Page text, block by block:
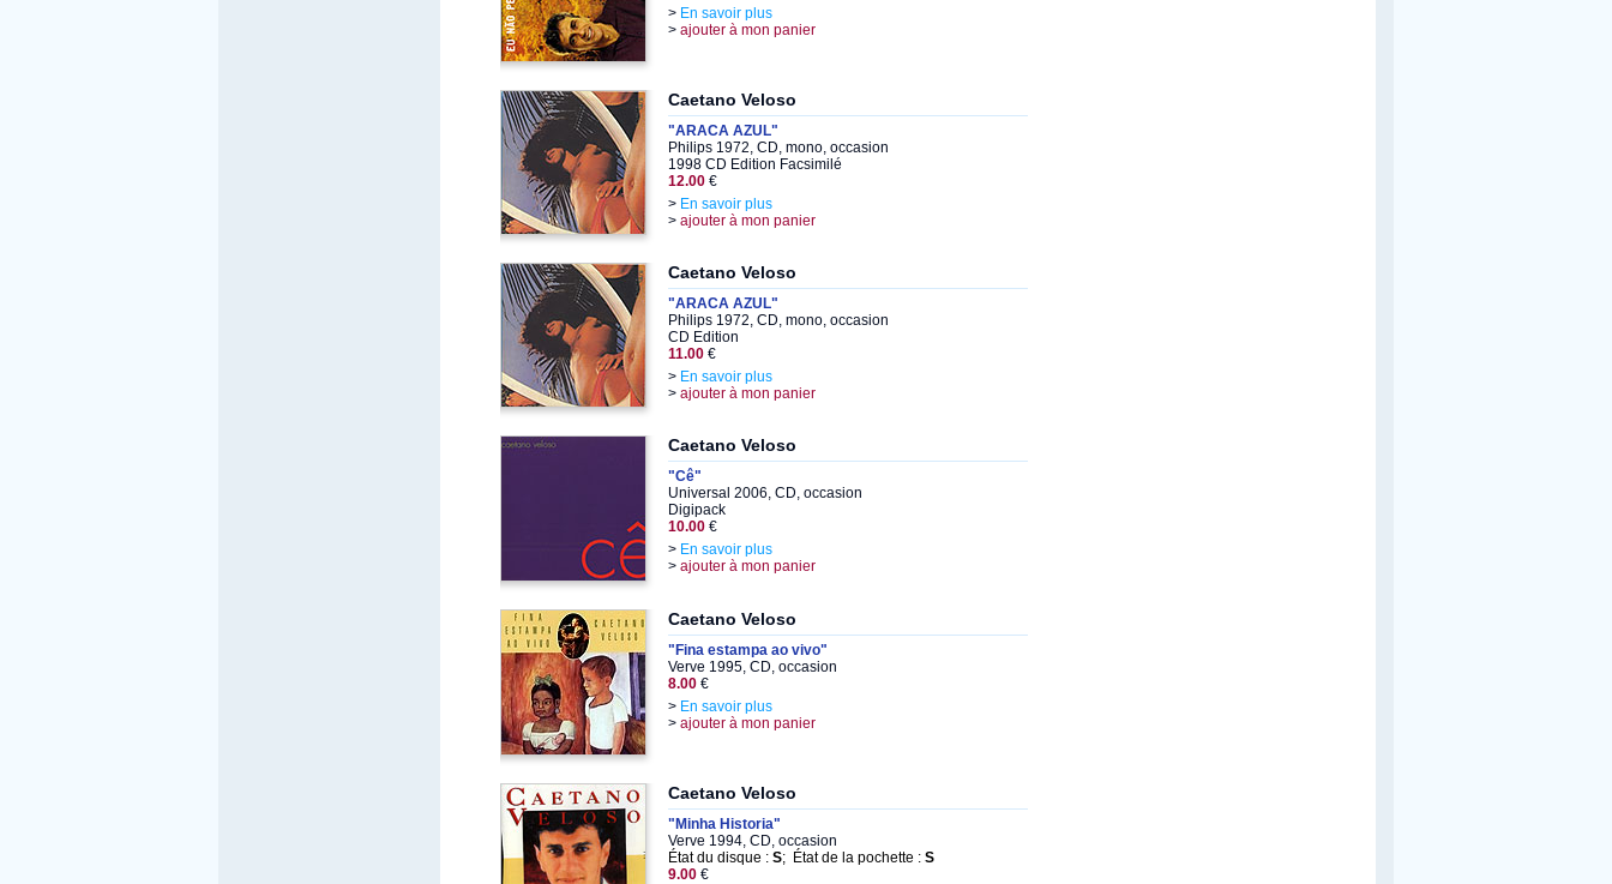
> En savoir plus
> ajouter à mon panier
Caetano Veloso
"ARACA AZUL"
Philips 1972, CD, mono, occasion
1998 CD Edition Facsimilé
12.00 €
> En savoir plus
> ajouter à mon panier
Caetano Veloso
"ARACA AZUL"
Philips 1972, CD, mono, occasion
CD Edition
11.00 €
> En savoir plus
> ajouter à mon panier
Caetano Veloso
"Cê"
Universal 2006, CD, occasion
Digipack
10.00 €
> En savoir plus
> ajouter à mon panier
Caetano Veloso
"Fina estampa ao vivo"
Verve 1995, CD, occasion
8.00 €
> En savoir plus
> ajouter à mon panier
Caetano Veloso
"Minha Historia"
Verve 1994, CD, occasion
État du disque : S; État de la pochette : S
9.00 €